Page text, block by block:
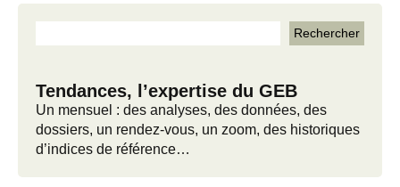
Tendances, l’expertise du GEB
Un mensuel : des analyses, des données, des
dossiers, un rendez-vous, un zoom, des historiques
d’indices de référence…